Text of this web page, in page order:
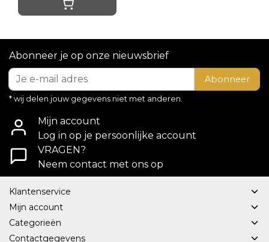
Abonneer je op onze nieuwsbrief
Abonneer
* wij delen jouw gegevens niet met anderen.
Mijn account
Log in op je persoonlijke account
VRAGEN?
Neem contact met ons op
Klantenservice
Mijn account
Categorieën
Contactgegevens